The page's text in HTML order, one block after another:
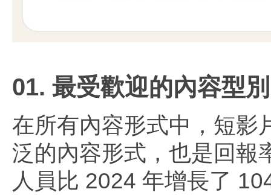
01. 最受歡迎的內容型別
在所有內容形式中，短影
泛的內容形式，也是回
人員比 2024 年增長了